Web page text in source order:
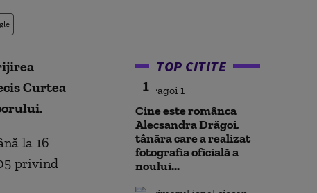
Curtea
la 16
privind
TOP CITITE
1
Cine este românca
Alecsandra Drăgoi,
tânăra care a realizat
fotografia oficială a
noului...